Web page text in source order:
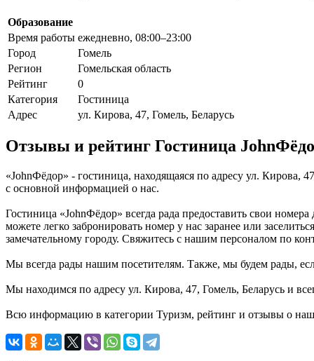
Образование
Время работы ежедневно, 08:00–23:00
Город
Гомель
Регион
Гомельская область
Рейтинг
0
Категория
Гостиница
Адрес
ул. Кирова, 47, Гомель, Беларусь
Отзывы и рейтинг Гостиница
«JohnФёдор» - гостиница, находящаяся по адресу ул. Кирова,
с основной информацией о нас.
Гостиница «JohnФёдор» всегда рада предоставить свои
можете легко забронировать номер у нас заранее или
замечательному городу. Свяжитесь с нашим персоналом по
Мы всегда рады нашим посетителям. Также, мы будем рады,
Мы находимся по адресу ул. Кирова, 47, Гомель, Беларусь и
Всю информацию в категории Туризм, рейтинг и отзывы о